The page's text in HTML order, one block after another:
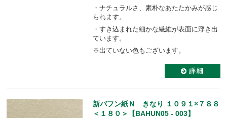
・ナチュラルさ、素朴なあたたかみが感じ
られます。
・すき込まれた細かな繊維が表面に浮き出
ています。
※出ていない色もございます。
新バフン紙Ｎ きなり １０９１×７８８
＜１８０＞【BAHUN05 - 003】